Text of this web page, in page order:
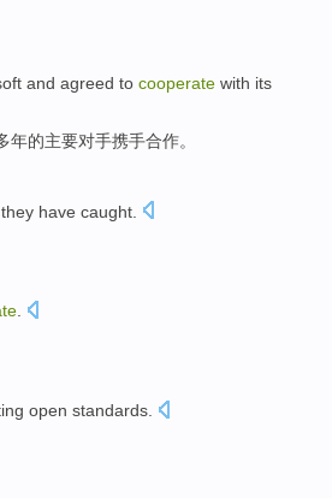
and agreed to cooperate with its
年的主要对手携手合作。
have caught.
.
open standards